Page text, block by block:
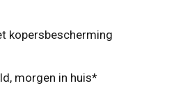
kopersbescherming
morgen in huis*